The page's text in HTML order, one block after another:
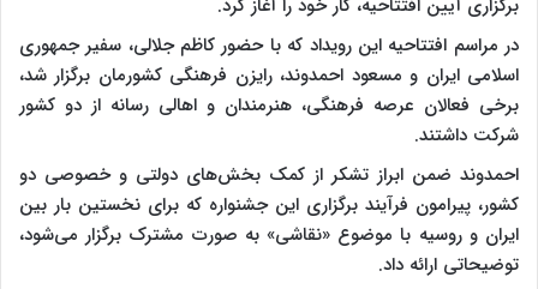
برگزاری آیین افتتاحیه، کار خود را آغاز کرد.
در مراسم افتتاحیه این رویداد که با حضور کاظم جلالی، سفیر جمهوری
اسلامی ایران و مسعود احمدوند، رایزن فرهنگی کشورمان برگزار شد،
برخی فعالان عرصه فرهنگی، هنرمندان و اهالی رسانه از دو کشور
شرکت داشتند.
احمدوند ضمن ابراز تشکر از کمک بخش‌های دولتی و خصوصی دو
کشور، پیرامون فرآیند برگزاری این جشنواره که برای نخستین بار بین
ایران و روسیه با موضوع «نقاشی» به صورت مشترک برگزار می‌شود،
توضیحاتی ارائه داد.